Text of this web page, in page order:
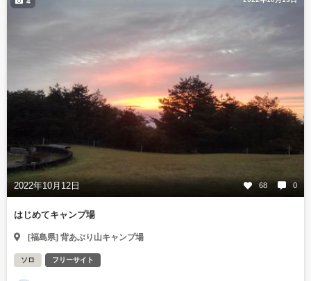
2022年10月12日 68 0
はじめてキャンプ場
[福島県] 背あぶり山キャンプ場
ソロ フリーサイト